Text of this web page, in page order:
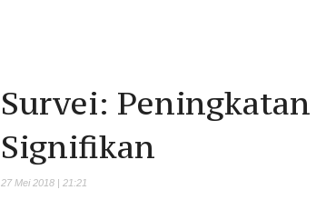
Survei:
Signifikan
27 Mei 2018 | 21:21